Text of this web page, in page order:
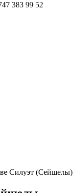
383 99 52
Силуэт (Сейшелы)